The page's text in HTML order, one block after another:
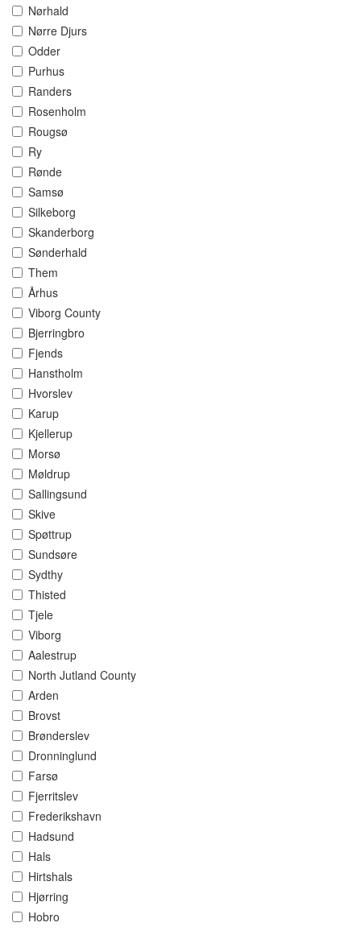
Nørhald
Nørre Djurs
Odder
Purhus
Randers
Rosenholm
Rougsø
Ry
Rønde
Samsø
Silkeborg
Skanderborg
Sønderhald
Them
Århus
Viborg County
Bjerringbro
Fjends
Hanstholm
Hvorslev
Karup
Kjellerup
Morsø
Møldrup
Sallingsund
Skive
Spøttrup
Sundsøre
Sydthy
Thisted
Tjele
Viborg
Aalestrup
North Jutland County
Arden
Brovst
Brønderslev
Dronninglund
Farsø
Fjerritslev
Frederikshavn
Hadsund
Hals
Hirtshals
Hjørring
Hobro